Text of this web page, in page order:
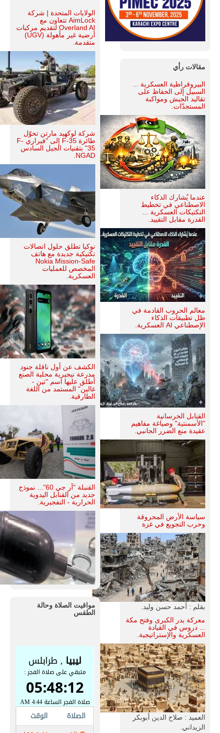
مقالات رأي
البيروقراطية العسكرية ...
السبيل إلى الحفاظ على
تقاليد الجيش ومواكبة
المستجدّات.
عندما يُشارك الذكاء
الاصطناعي في تخطيط
التكتيكات العسكرية ...
القدرة مقابل التقييد.
معالم الحروب القادمة في
ظل تطبيقات الذكاء
الإصطناعي AI العسكرية.
القنابل الخرسانية
"الأسمنتية" وصياغة مفاهيم
عقيدة منع الضرر الجانبي.
سياسة الأرض المحروقة
وحرب التجويع في غزة
بقلم : أحمد حسن وليد.
معركة بدر الكبرى وفتح مكة
... دروس في القيادة
العسكرية والإستراتيجية.
العميد : صلاح الدين أبوبكر
الزيداني.
الولايات المتحدة | شركة
AimLock تتعاون مع
Overland AI لتقديم مركبات
أرضية غير مأهولة (UGV)
متقدمة.
شركة لوكهيد مارتن تحوّل
طائرة F-35 إلى "فيراري F-
35" بتقنيات الجيل السادس
NGAD.
نوكيا تطلق حلول اتصالات
تكتيكية جديدة مع هاتف
Nokia Mission-Safe
المخصص للعمليات
العسكرية.
الكشف عن أول ناقلة جنود
مدرعة نيجيرية محلية الصنع
أطلق عليها اسم "تين -
غالين" المستمد من اللغة
الطارقية.
القنبلة "آر جي 60"... نموذج
جديد من القنابل اليدوية
الحرارية - التفجيرية.
مواقيت الصلاة وحالة
الطقس